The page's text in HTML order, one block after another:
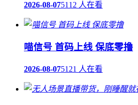
2026-08-075112 人在看
喵信号 首码上线 保底零撸
2026-08-075121 人在看